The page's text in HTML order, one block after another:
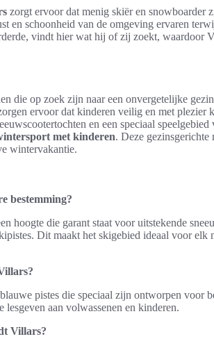
zorgt ervoor dat menig skiër en snowboarder
en schoonheid van de omgeving ervaren
vindt hier wat hij of zij zoekt, waardoor
die op zoek zijn naar een onvergetelijke
ervoor dat kinderen veilig en met plezier
en een speciaal
met kinderen. Deze
wintervakantie.
bestemming?
hoogte die garant staat voor uitstekende
Dit maakt het skigebied ideaal voor elk
pistes die speciaal zijn ontworpen voor
lesgeven aan volwassenen en kinderen.
Villars?